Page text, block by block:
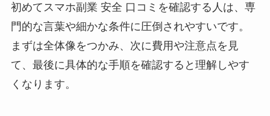
初めてスマホ副業 安全 口コミを確認する人は、専
門的な言葉や細かな条件に圧倒されやすいです。
まずは全体像をつかみ、次に費用や注意点を見
て、最後に具体的な手順を確認すると理解しやす
くなります。